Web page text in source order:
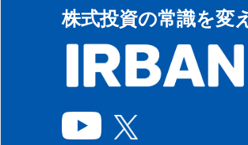
株式投資の常識を変